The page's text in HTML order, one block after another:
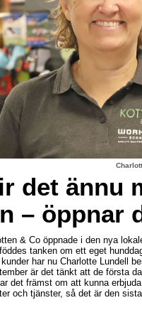
det ännu
– öppnar
& Co öppnade i den nya
tanken om ett eget
har nu Charlotte Lundell
är det tänkt att de första
det främst om att kunna
och tjänster, så det är den